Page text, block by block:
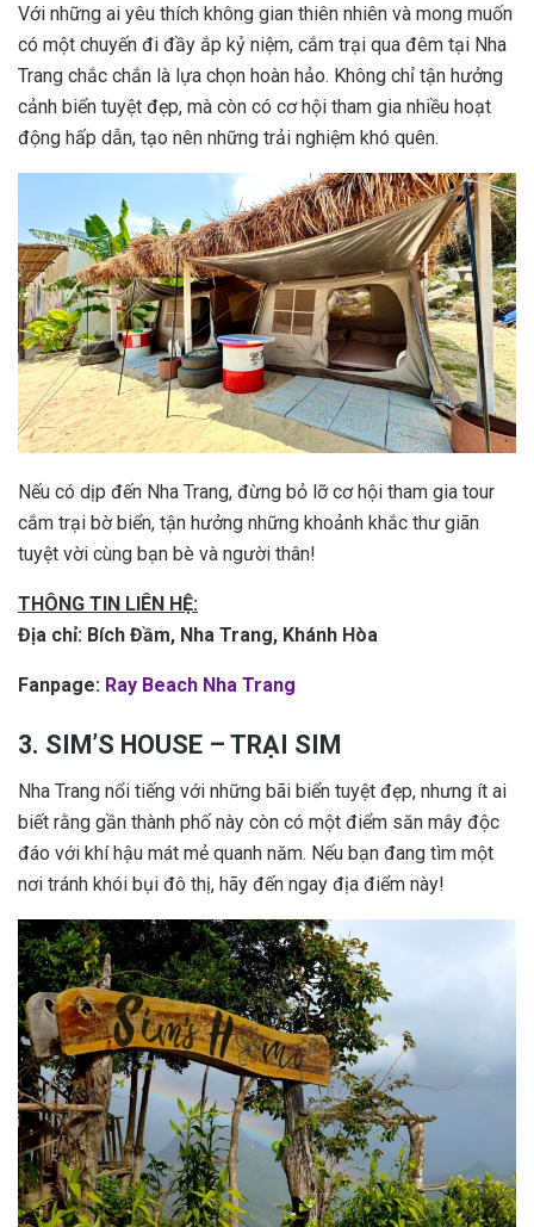
Với những ai yêu thích không gian thiên nhiên và mong muốn
có một chuyến đi đầy ắp kỷ niệm, cắm trại qua đêm tại Nha
Trang chắc chắn là lựa chọn hoàn hảo. Không chỉ tận hưởng
cảnh biển tuyệt đẹp, mà còn có cơ hội tham gia nhiều hoạt
động hấp dẫn, tạo nên những trải nghiệm khó quên.
Nếu có dịp đến Nha Trang, đừng bỏ lỡ cơ hội tham gia tour
cắm trại bờ biển, tận hưởng những khoảnh khắc thư giãn
tuyệt vời cùng bạn bè và người thân!
THÔNG TIN LIÊN HỆ:
Địa chỉ: Bích Đầm, Nha Trang, Khánh Hòa
Fanpage: Ray Beach Nha Trang
3. SIM’S HOUSE – TRẠI SIM
Nha Trang nổi tiếng với những bãi biển tuyệt đẹp, nhưng ít ai
biết rằng gần thành phố này còn có một điểm săn mây độc
đáo với khí hậu mát mẻ quanh năm. Nếu bạn đang tìm một
nơi tránh khói bụi đô thị, hãy đến ngay địa điểm này!